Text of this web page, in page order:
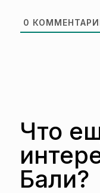
0
Что
Бали?